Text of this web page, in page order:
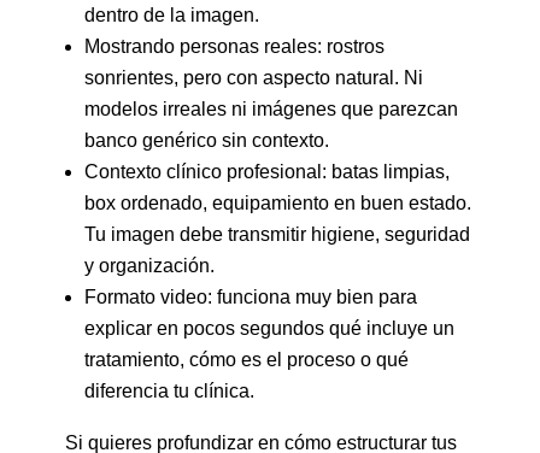
dentro de la imagen.
Mostrando personas reales: rostros
sonrientes, pero con aspecto natural. Ni
modelos irreales ni imágenes que parezcan
banco genérico sin contexto.
Contexto clínico profesional: batas limpias,
box ordenado, equipamiento en buen estado.
Tu imagen debe transmitir higiene, seguridad
y organización.
Formato video: funciona muy bien para
explicar en pocos segundos qué incluye un
tratamiento, cómo es el proceso o qué
diferencia tu clínica.
Si quieres profundizar en cómo estructurar tus